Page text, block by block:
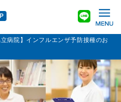
立病院】インフルエンザ予防接種のお